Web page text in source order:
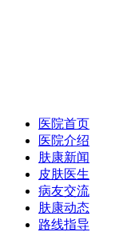
医院首页
医院介绍
肤康新闻
皮肤医生
病友交流
肤康动态
路线指导